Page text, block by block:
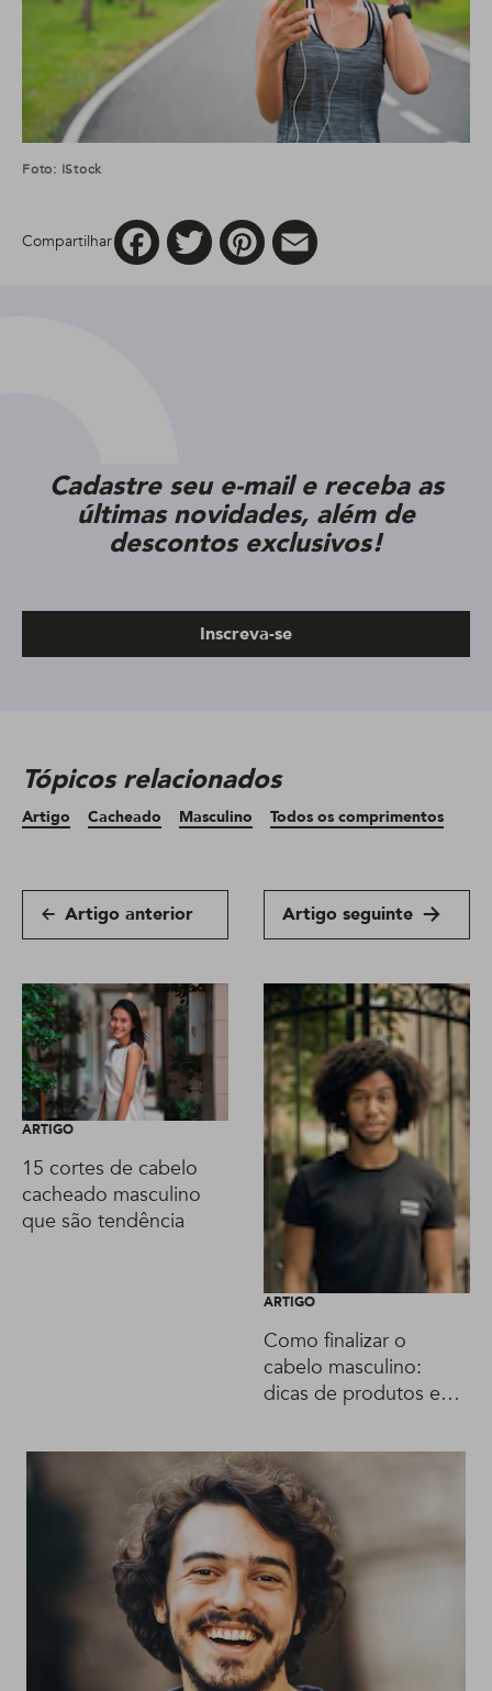
Foto: IStock
Compartilhar
FacebookTwitter Pinterest
Cadastre seu e-mail e receba as
últimas novidades, além de
descontos exclusivos!
Inscreva-se
Tópicos relacionados
Artigo Cacheado Masculino Todos os comprimentos
Artigo anterior Artigo seguinte
ARTIGO
15 cortes de cabelo
cacheado masculino
que são tendência
ARTIGO
Como finalizar o
cabelo masculino:
dicas de produtos e